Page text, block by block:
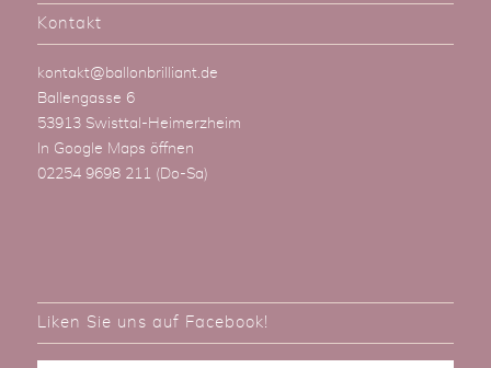
Kontakt
kontakt@ballonbrilliant.de
Ballengasse 6
53913 Swisttal-Heimerzheim
In Google Maps öffnen
02254 9698 211 (Do-Sa)
Liken Sie uns auf Facebook!